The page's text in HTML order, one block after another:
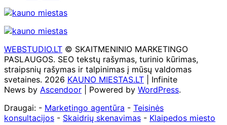
WEBSTUDIO.LT © SKAITMENINIO MARKETINGO
PASLAUGOS. SEO tekstų rašymas, turinio kūrimas,
straipsnių rašymas ir talpinimas į mūsų valdomas
svetaines. 2026 KAUNO MIESTAS.LT | Infinite
News by Ascendoor | Powered by WordPress.
Draugai: - Marketingo agentūra - Teisinės
konsultacijos - Skaidrių skenavimas - Klaipedos miesto